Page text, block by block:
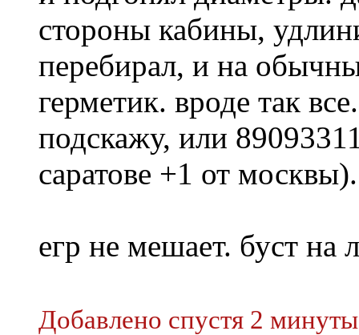
стороны кабины,
перебирал, и на
герметик. вроде так
подскажу, или
саратове +1 от москвы).
егр не мешает. буст на
Добавлено спустя 2